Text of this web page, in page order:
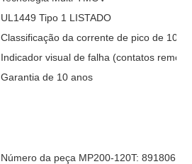
UL1449 Tipo 1 LISTADO
Classificação da corrente de pico de
Indicador visual de falha (contatos
Garantia de 10 anos
Número da peça MP200-120T: 891806